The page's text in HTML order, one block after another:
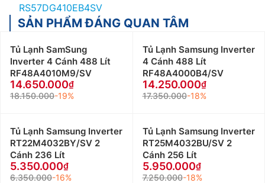
RS57DG410EB4SV
SẢN PHẨM ĐÁNG QUAN TÂM
Tủ Lạnh SamSung
Inverter 4 Cánh 488 Lít
RF48A4010M9/SV
14.650.000
18.150.000-19%
Tủ Lạnh Samsung Inverter
4 Cánh 488 Lít
RF48A4000B4/SV
14.250.000
17.350.000-18%
Tủ Lạnh Samsung Inverter
RT22M4032BY/SV 2
Cánh 236 Lít
5.350.000
6.350.000-16%
Tủ Lạnh Samsung Inverter
RT25M4032BU/SV 2
Cánh 256 Lít
5.950.000
7.250.000-18%